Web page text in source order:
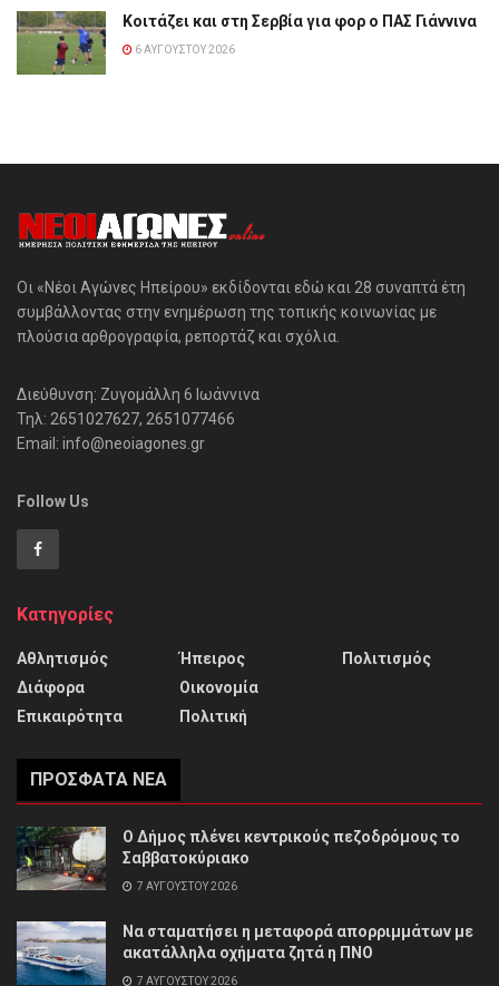
Κοιτάζει και στη Σερβία για φορ ο ΠΑΣ Γιάννινα
6 ΑΥΓΟΎΣΤΟΥ 2026
Οι «Νέοι Αγώνες Ηπείρου» εκδίδονται εδώ και 28 συναπτά έτη
συμβάλλοντας στην ενημέρωση της τοπικής κοινωνίας με
πλούσια αρθρογραφία, ρεπορτάζ και σχόλια.
Διεύθυνση: Ζυγομάλλη 6 Ιωάννινα
Τηλ: 2651027627, 2651077466
Email: info@neoiagones.gr
Follow Us
Κατηγορίες
Αθλητισμός
Διάφορα
Επικαιρότητα
Ήπειρος
Οικονομία
Πολιτική
Πολιτισμός
ΠΡΌΣΦΑΤΑ ΝΈΑ
Ο Δήμος πλένει κεντρικούς πεζοδρόμους το
Σαββατοκύριακο
7 ΑΥΓΟΎΣΤΟΥ 2026
Να σταματήσει η μεταφορά απορριμμάτων με
ακατάλληλα οχήματα ζητά η ΠΝΟ
7 ΑΥΓΟΎΣΤΟΥ 2026